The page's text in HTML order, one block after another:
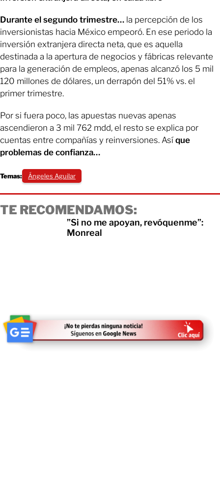
Durante el segundo trimestre… la percepción de los
inversionistas hacia México empeoró. En ese periodo la
inversión extranjera directa neta, que es aquella
destinada a la apertura de negocios y fábricas relevante
para la generación de empleos, apenas alcanzó los 5 mil
120 millones de dólares, un derrapón del 51% vs. el
primer trimestre.
Por si fuera poco, las apuestas nuevas apenas
ascendieron a 3 mil 762 mdd, el resto se explica por
cuentas entre compañías y reinversiones. Así que
problemas de confianza…
Temas: Ángeles Aguilar
TE RECOMENDAMOS:
”Si no me apoyan, revóquenme”:
Monreal